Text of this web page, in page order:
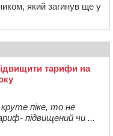
який загинув ще у
тарифи на
піке, то не
підвищений чи ...